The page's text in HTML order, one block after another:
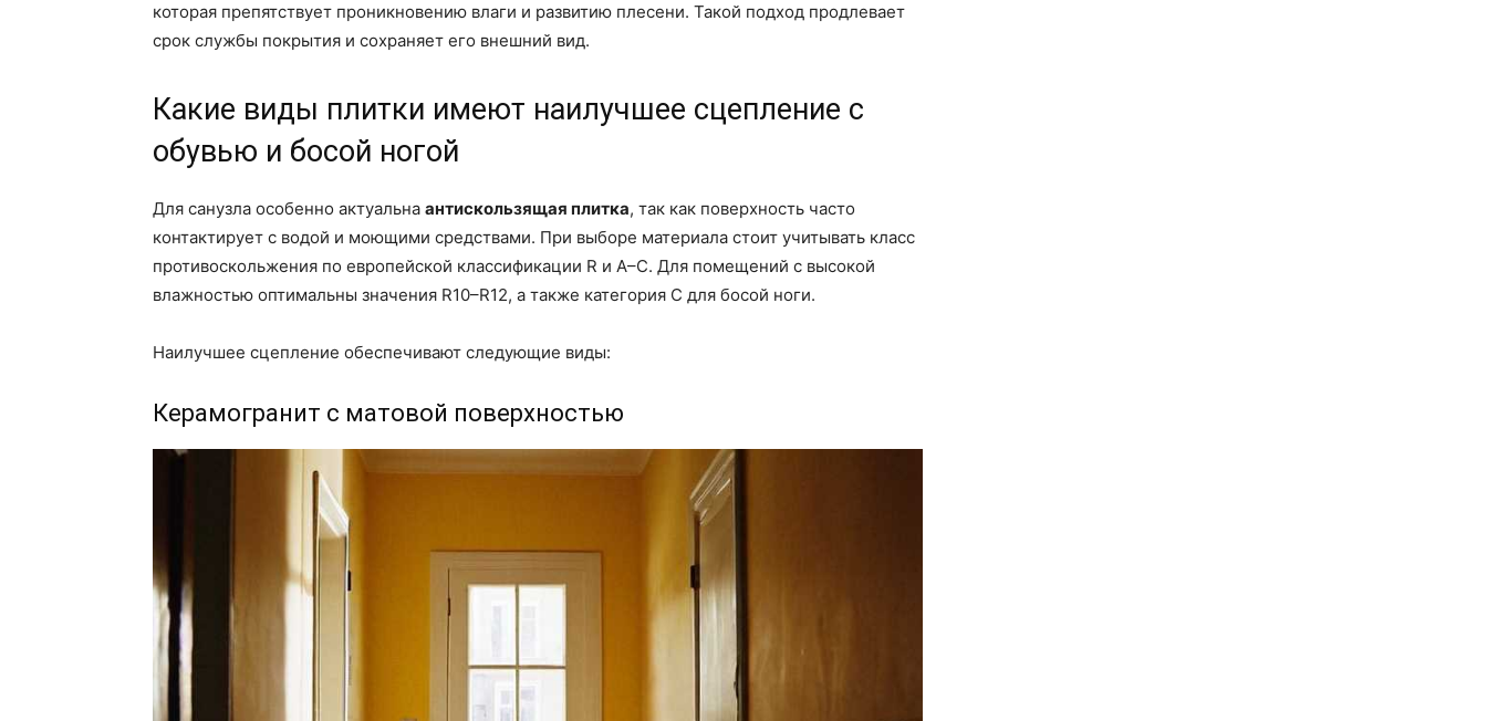
которая препятствует проникновению влаги и развитию плесени. Такой подход продлевает
срок службы покрытия и сохраняет его внешний вид.
Какие виды плитки имеют наилучшее сцепление с
обувью и босой ногой
Для санузла особенно актуальна антискользящая плитка, так как поверхность часто
контактирует с водой и моющими средствами. При выборе материала стоит учитывать класс
противоскольжения по европейской классификации R и A–C. Для помещений с высокой
влажностью оптимальны значения R10–R12, а также категория С для босой ноги.
Наилучшее сцепление обеспечивают следующие виды:
Керамогранит с матовой поверхностью